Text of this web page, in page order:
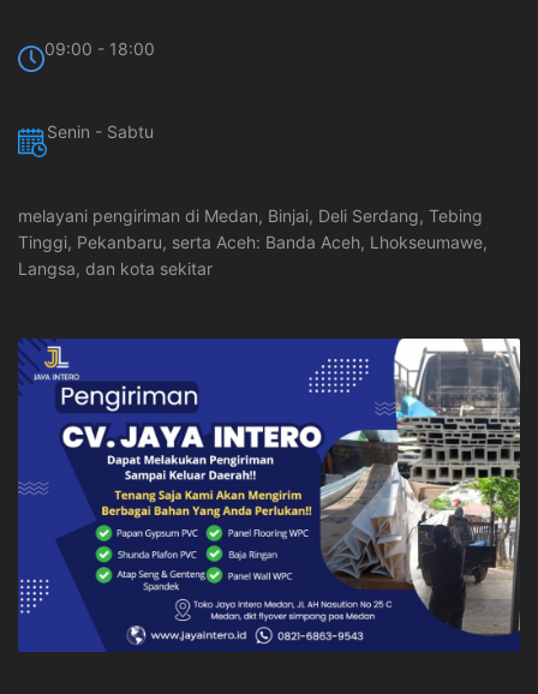
09:00 - 18:00
Senin - Sabtu
melayani pengiriman di Medan, Binjai, Deli Serdang, Tebing
Tinggi, Pekanbaru, serta Aceh: Banda Aceh, Lhokseumawe,
Langsa, dan kota sekitar